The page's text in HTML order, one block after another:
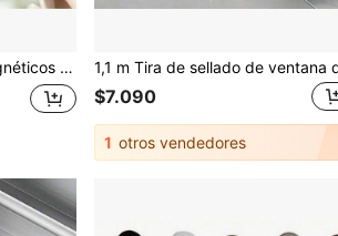
dormitorio, decoración de sala de estar, uso de cortinas de ducha en el hogar, decoración de dormitorio
$7.090
1 otros vendedores